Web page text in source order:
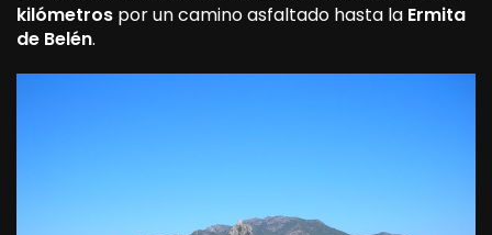
kilómetros por un camino asfaltado hasta la Ermita
de Belén.